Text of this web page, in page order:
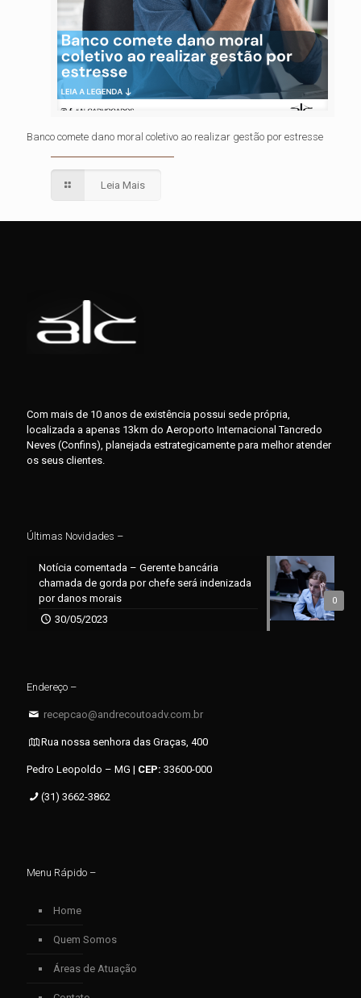
Banco comete dano moral coletivo ao realizar gestão por estresse
Leia Mais
Com mais de 10 anos de existência possui sede própria,
localizada a apenas 13km do Aeroporto Internacional Tancredo
Neves (Confins), planejada estrategicamente para melhor atender
os seus clientes.
Últimas Novidades –
0
Notícia comentada – Gerente bancária
chamada de gorda por chefe será indenizada
por danos morais
30/05/2023
Endereço –
recepcao@andrecoutoadv.com.br
Rua nossa senhora das Graças, 400
Pedro Leopoldo – MG | CEP: 33600-000
(31) 3662-3862
Menu Rápido –
Home
Quem Somos
Áreas de Atuação